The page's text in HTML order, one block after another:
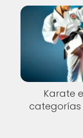
Karate